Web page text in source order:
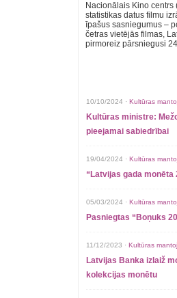
Nacionālais Kino
statistikas datus filmu
īpašus sasniegumus –
četras vietējās filmas,
pirmoreiz pārsniegusi
10/10/2024 · Kultūras
Kultūras ministre:
pieejamai sabiedrībai
19/04/2024 · Kultūras
“Latvijas gada monēta
05/03/2024 · Kultūras
Pasniegtas “Boņuks
11/12/2023 · Kultūras
Latvijas Banka izlaiž
kolekcijas monētu